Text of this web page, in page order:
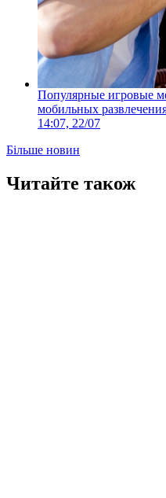
Популярные игровые
мобильных
14:07, 22/07
Більше новин
Читайте також